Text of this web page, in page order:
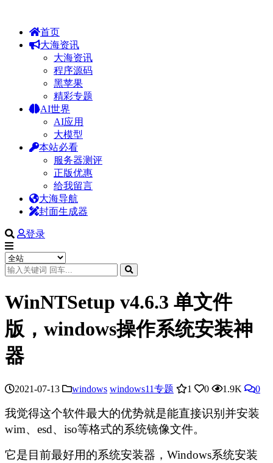
首页
大海资讯
大海资讯
程序源码
黑苹果
精彩专题
AI世界
AI应用
大模型
本站必看
服务器测评
正版优惠
给我留言
大海导航
封面生成器
登录
WinNTSetup v4.6.3 单文件
版，windows操作系统安装神
器
2021-07-13 windows windows11专题 1 0 1.9K 0
我觉得这个软件最大的优势就是能直接识别并安装
wim、esd、iso等格式的系统镜像文件。
它是目前最好用的系统安装器，Windows系统安装